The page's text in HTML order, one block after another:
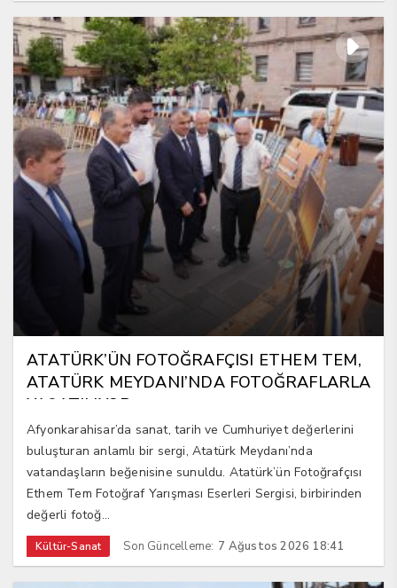
ATATÜRK’ÜN FOTOĞRAFÇISI ETHEM TEM,
ATATÜRK MEYDANI’NDA FOTOĞRAFLARLA
YAŞATILIYOR
Afyonkarahisar’da sanat, tarih ve Cumhuriyet değerlerini
buluşturan anlamlı bir sergi, Atatürk Meydanı’nda
vatandaşların beğenisine sunuldu. Atatürk’ün Fotoğrafçısı
Ethem Tem Fotoğraf Yarışması Eserleri Sergisi, birbirinden
değerli fotoğ...
Kültür-Sanat Son Güncelleme: 7 Ağustos 2026 18:41